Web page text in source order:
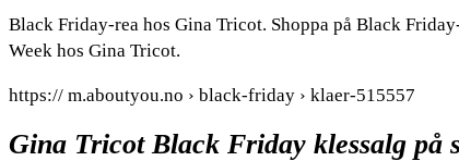
Black Friday-rea hos Gina Tricot. Shoppa på Black
Week hos Gina Tricot.
https:// m.aboutyou.no › black-friday › klaer-515557
Gina Tricot Black Friday klessalg på